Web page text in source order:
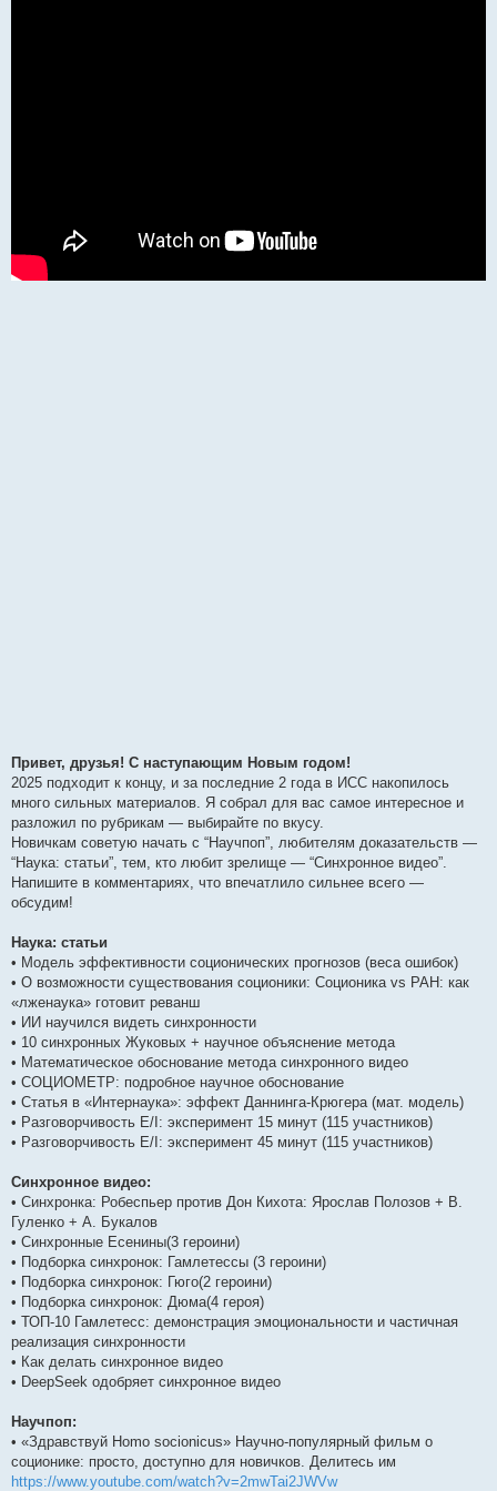
Привет, друзья! С наступающим Новым годом!
2025 подходит к концу, и за последние 2 года в ИСС накопилось
много сильных материалов. Я собрал для вас самое интересное и
разложил по рубрикам — выбирайте по вкусу.
Новичкам советую начать с “Научпоп”, любителям доказательств —
“Наука: статьи”, тем, кто любит зрелище — “Синхронное видео”.
Напишите в комментариях, что впечатлило сильнее всего —
обсудим!
Наука: статьи
• Модель эффективности соционических прогнозов (веса ошибок)
• О возможности существования соционики: Соционика vs РАН: как
«лженаука» готовит реванш
• ИИ научился видеть синхронности
• 10 синхронных Жуковых + научное объяснение метода
• Математическое обоснование метода синхронного видео
• СОЦИОМЕТР: подробное научное обоснование
• Статья в «Интернаука»: эффект Даннинга-Крюгера (мат. модель)
• Разговорчивость E/I: эксперимент 15 минут (115 участников)
• Разговорчивость E/I: эксперимент 45 минут (115 участников)
Синхронное видео:
• Синхронка: Робеспьер против Дон Кихота: Ярослав Полозов + В.
Гуленко + А. Букалов
• Синхронные Есенины(3 героини)
• Подборка синхронок: Гамлетессы (3 героини)
• Подборка синхронок: Гюго(2 героини)
• Подборка синхронок: Дюма(4 героя)
• ТОП-10 Гамлетесс: демонстрация эмоциональности и частичная
реализация синхронности
• Как делать синхронное видео
• DeepSeek одобряет синхронное видео
Научпоп:
• «Здравствуй Homo socionicus» Научно-популярный фильм о
соционике: просто, доступно для новичков. Делитесь им
https://www.youtube.com/watch?v=2mwTai2JWVw